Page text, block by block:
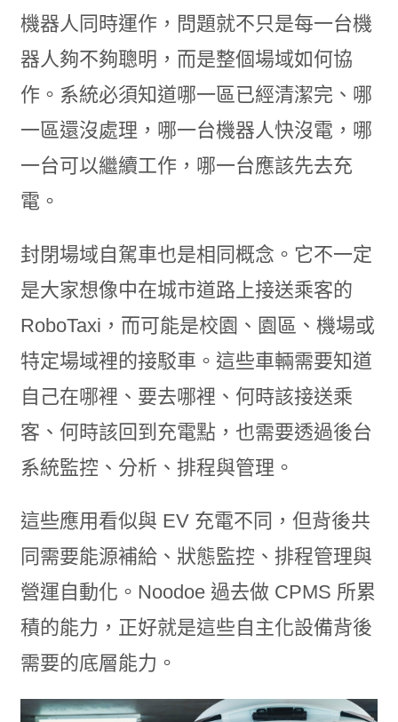
機器人同時運作，問題就不只是每一台機
器人夠不夠聰明，而是整個場域如何協
作。系統必須知道哪一區已經清潔完、哪
一區還沒處理，哪一台機器人快沒電，哪
一台可以繼續工作，哪一台應該先去充
電。
封閉場域自駕車也是相同概念。它不一定
是大家想像中在城市道路上接送乘客的
RoboTaxi，而可能是校園、園區、機場或
特定場域裡的接駁車。這些車輛需要知道
自己在哪裡、要去哪裡、何時該接送乘
客、何時該回到充電點，也需要透過後台
系統監控、分析、排程與管理。
這些應用看似與 EV 充電不同，但背後共
同需要能源補給、狀態監控、排程管理與
營運自動化。Noodoe 過去做 CPMS 所累
積的能力，正好就是這些自主化設備背後
需要的底層能力。